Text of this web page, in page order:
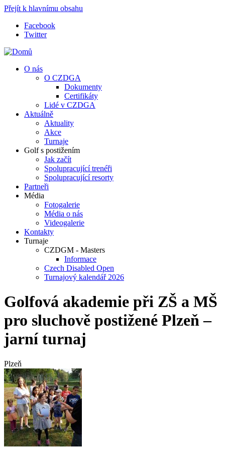
Přejít k hlavnímu obsahu
Facebook
Twitter
O nás
O CZDGA
Dokumenty
Certifikáty
Lidé v CZDGA
Aktuálně
Aktuality
Akce
Turnaje
Golf s postižením
Jak začít
Spolupracující trenéři
Spolupracující resorty
Partneři
Média
Fotogalerie
Média o nás
Videogalerie
Kontakty
Turnaje
CZDGM - Masters
Informace
Czech Disabled Open
Turnajový kalendář 2026
Golfová akademie při ZŠ a MŠ
pro sluchově postižené Plzeň –
jarní turnaj
Plzeň